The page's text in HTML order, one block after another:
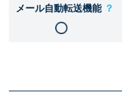
メール自動転送機能 ？